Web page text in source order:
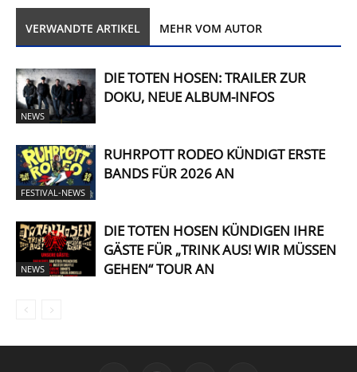
VERWANDTE ARTIKEL MEHR VOM AUTOR
NEWS
DIE TOTEN HOSEN: TRAILER ZUR
DOKU, NEUE ALBUM-INFOS
FESTIVAL-NEWS
RUHRPOTT RODEO KÜNDIGT ERSTE
BANDS FÜR 2026 AN
NEWS
DIE TOTEN HOSEN KÜNDIGEN IHRE
GÄSTE FÜR „TRINK AUS! WIR MÜSSEN
GEHEN“ TOUR AN